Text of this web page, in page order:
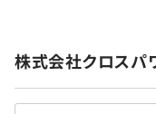
■医療機関向けシス
AWS Amplifyを利用
無期雇用
株式会社クロスパ